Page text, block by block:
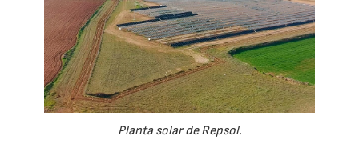
Planta solar de Repsol.